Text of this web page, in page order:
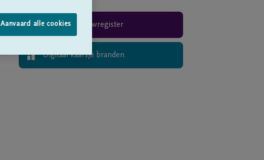
Rouwregister
Digitaal kaarsje branden
Aanvaard alle cookies